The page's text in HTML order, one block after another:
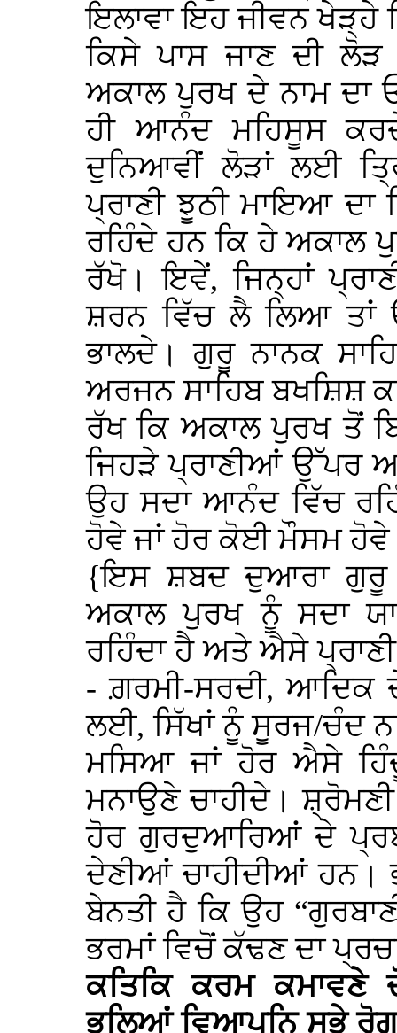
ਇਲਾਵਾ ਇਹ ਜੀਵਨ ਖੇੜ੍ਹੇ
ਕਿਸੇ ਪਾਸ ਜਾਣ ਦੀ ਲੋੜ
ਅਕਾਲ ਪੁਰਖ ਦੇ ਨਾਮ
ਹੀ ਆਨੰਦ ਮਹਿਸੂਸ
ਦੁਨਿਆਵੀਂ ਲੋੜਾਂ ਲਈ
ਪ੍ਰਾਣੀ ਝੂਠੀ ਮਾਇਆ
ਰਹਿੰਦੇ ਹਨ ਕਿ ਹੇ ਅਕਾਲ
ਰੱਖੋ। ਇਵੇਂ, ਜਿਨ੍ਹਾਂ
ਸ਼ਰਨ ਵਿੱਚ ਲੈ ਲਿਆ ਤਾਂ
ਭਾਲਦੇ। ਗੁਰੂ ਨਾਨਕ
ਅਰਜਨ ਸਾਹਿਬ ਬਖਸ਼ਿਸ਼
ਰੱਖ ਕਿ ਅਕਾਲ ਪੁਰਖ ਤੋਂ
ਜਿਹੜੇ ਪ੍ਰਾਣੀਆਂ ਉੱਪਰ
ਉਹ ਸਦਾ ਆਨੰਦ ਵਿੱਚ
ਹੋਵੇ ਜਾਂ ਹੋਰ ਕੋਈ ਮੌਸਮ
{ਇਸ ਸ਼ਬਦ ਦੁਆਰਾ ਗੁਰੂ
ਅਕਾਲ ਪੁਰਖ ਨੂੰ ਸਦਾ
ਰਹਿੰਦਾ ਹੈ ਅਤੇ ਐਸੇ
- ਗ਼ਰਮੀ-ਸਰਦੀ,
ਲਈ, ਸਿੱਖਾਂ ਨੂੰ ਸੂਰਜ/ਚੰਦ
ਮਸਿਆ ਜਾਂ ਹੋਰ ਐਸੇ
ਮਨਾਉਣੇ ਚਾਹੀਦੇ।
ਹੋਰ ਗੁਰਦੁਆਰਿਆਂ ਦੇ
ਦੇਣੀਆਂ ਚਾਹੀਦੀਆਂ ਹਨ।
ਬੇਨਤੀ ਹੈ ਕਿ ਉਹ
ਭਰਮਾਂ ਵਿਚੋਂ ਕੱਢਣ ਦਾ
ਕਤਿਕਿ ਕਰਮ
ਭੁਲਿਆਂ ਵਿਆਪਨਿ ਸਭੇ